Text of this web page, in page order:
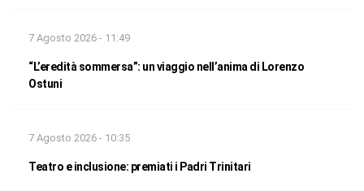
7 Agosto 2026 - 11:49
“L’eredità sommersa”: un viaggio nell’anima di Lorenzo
Ostuni
7 Agosto 2026 - 10:35
Teatro e inclusione: premiati i Padri Trinitari